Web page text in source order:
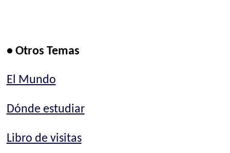
• Otros Temas
El Mundo
Dónde estudiar
Libro de visitas